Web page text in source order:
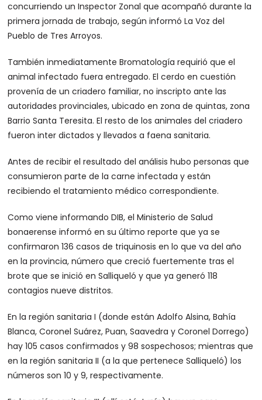
concurriendo un Inspector Zonal que acompañó durante la
primera jornada de trabajo, según informó La Voz del
Pueblo de Tres Arroyos.
También inmediatamente Bromatología requirió que el
animal infectado fuera entregado. El cerdo en cuestión
provenía de un criadero familiar, no inscripto ante las
autoridades provinciales, ubicado en zona de quintas, zona
Barrio Santa Teresita. El resto de los animales del criadero
fueron inter dictados y llevados a faena sanitaria.
Antes de recibir el resultado del análisis hubo personas que
consumieron parte de la carne infectada y están
recibiendo el tratamiento médico correspondiente.
Como viene informando DIB, el Ministerio de Salud
bonaerense informó en su último reporte que ya se
confirmaron 136 casos de triquinosis en lo que va del año
en la provincia, número que creció fuertemente tras el
brote que se inició en Salliqueló y que ya generó 118
contagios nueve distritos.
En la región sanitaria I (donde están Adolfo Alsina, Bahía
Blanca, Coronel Suárez, Puan, Saavedra y Coronel Dorrego)
hay 105 casos confirmados y 98 sospechosos; mientras que
en la región sanitaria II (a la que pertenece Salliqueló) los
números son 10 y 9, respectivamente.